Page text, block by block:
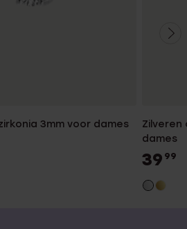
3mm voor dames
Zilveren
dames
39 99